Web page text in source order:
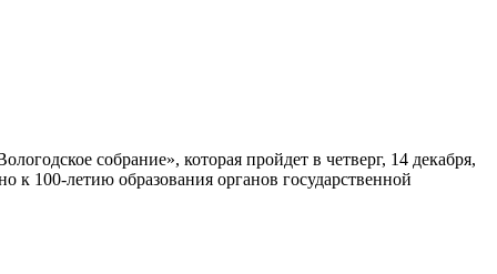
собрание», которая пройдет в четверг, 14 декабря,
100-летию образования органов государственной